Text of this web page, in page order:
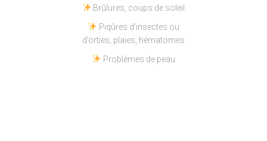
Brûlures, coups de soleil
Piqûres d’insectes ou
d’orties, plaies, hématomes
Problèmes de peau